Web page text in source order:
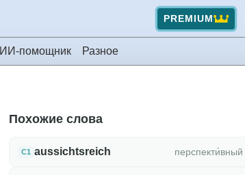
PREMIUM
ИИ-помощник Разное
Похожие слова
C1 aussichtsreich перспекти́вный